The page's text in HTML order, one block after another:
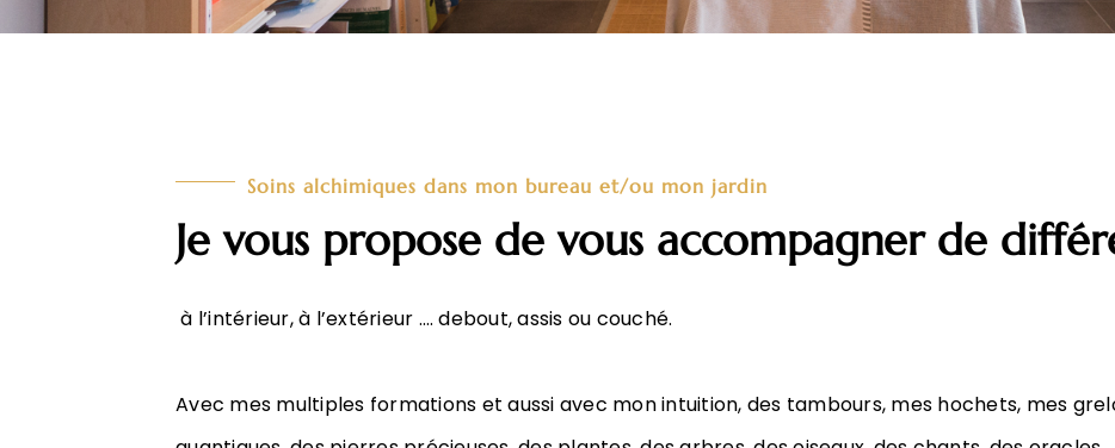
Soins alchimiques dans mon bureau et/ou mon jardin
Je vous propose de vous accompagner de
à l’intérieur, à l’extérieur …. debout, assis ou couché.
Avec mes multiples formations et aussi avec mon intuition, des tambours, mes hochets, mes